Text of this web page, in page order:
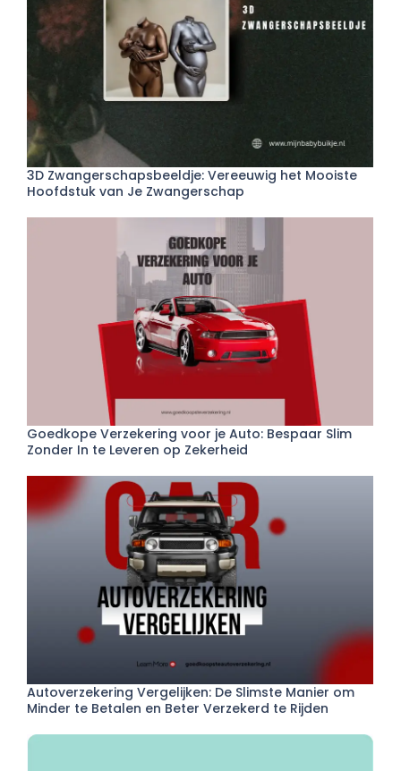
3D Zwangerschapsbeeldje: Vereeuwig het Mooiste
Hoofdstuk van Je Zwangerschap
Goedkope Verzekering voor je Auto: Bespaar Slim
Zonder In te Leveren op Zekerheid
Autoverzekering Vergelijken: De Slimste Manier om
Minder te Betalen en Beter Verzekerd te Rijden